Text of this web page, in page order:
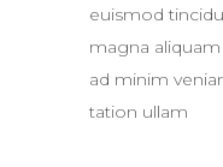
euismod
magna
ad minim
tation ullam